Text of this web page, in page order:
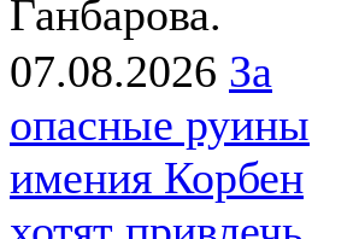
Ганбарова.
07.08.2026 За
опасные руины
имения Корбен